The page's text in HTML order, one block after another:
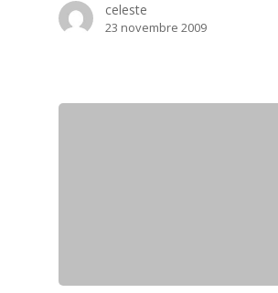
celeste
23 novembre 2009